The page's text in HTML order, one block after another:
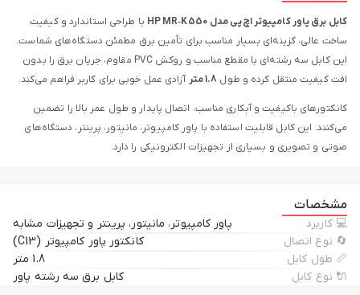
کابل برق پاور کامپیوتر اچ‌پی مدل HP MR‑K550
با طراحی استاندارد و کیفیت
ساخت عالی، گزینه‌ای بسیار مناسب برای تأمین برق مطمئن دستگاه‌های شماست.
این کابل سه رشته‌ای با مقطع مناسب و روکش PVC مقاوم، جریان برق را بدون
افت کیفیت منتقل کرده و طول 1.8 متر آزادی عمل خوبی برای کاربر فراهم می‌کند.
کانکتورهای باکیفیت و آبکاری مناسب، اتصال پایدار و طول عمر بالا را تضمین
می‌کنند. این کابل قابلیت استفاده با پاور کامپیوتر، مانیتور، پرینتر، دستگاه‌های
صوتی و تصویری و بسیاری از تجهیزات الکترونیکی را دارد.
مشخصات
💻 کاربرد
پاور کامپیوتر، مانیتور، پرینتر و تجهیزات مشابه
🔄 نوع اتصال
کانکتور پاور کامپیوتر (C13)
📏 طول کابل
1.8 متر
🔌 نوع کابل
کابل برق سه رشته پاور